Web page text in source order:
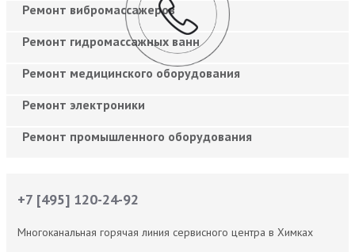
Ремонт вибромассажеров
Ремонт гидромассажных ванн
Ремонт медицинского оборудования
Ремонт электроники
Ремонт промышленного оборудования
+7 [495] 120-24-92
Многоканальная горячая линия сервисного центра в Химках